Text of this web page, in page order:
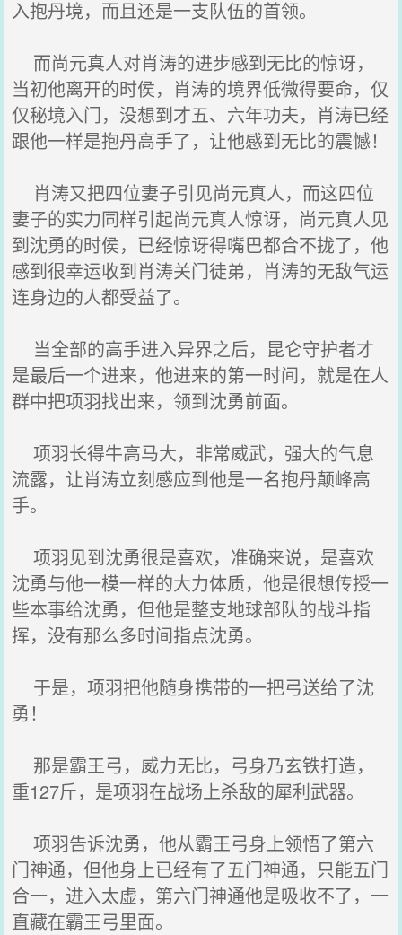
入抱丹境，而且还是一支队伍的首领。
而尚元真人对肖涛的进步感到无比的惊讶，
当初他离开的时侯，肖涛的境界低微得要命，仅
仅秘境入门，没想到才五、六年功夫，肖涛已经
跟他一样是抱丹高手了，让他感到无比的震憾！
肖涛又把四位妻子引见尚元真人，而这四位
妻子的实力同样引起尚元真人惊讶，尚元真人见
到沈勇的时侯，已经惊讶得嘴巴都合不拢了，他
感到很幸运收到肖涛关门徒弟，肖涛的无敌气运
连身边的人都受益了。
当全部的高手进入异界之后，昆仑守护者才
是最后一个进来，他进来的第一时间，就是在人
群中把项羽找出来，领到沈勇前面。
项羽长得牛高马大，非常威武，强大的气息
流露，让肖涛立刻感应到他是一名抱丹颠峰高
手。
项羽见到沈勇很是喜欢，准确来说，是喜欢
沈勇与他一模一样的大力体质，他是很想传授一
些本事给沈勇，但他是整支地球部队的战斗指
挥，没有那么多时间指点沈勇。
于是，项羽把他随身携带的一把弓送给了沈
勇！
那是霸王弓，威力无比，弓身乃玄铁打造，
重127斤，是项羽在战场上杀敌的犀利武器。
项羽告诉沈勇，他从霸王弓身上领悟了第六
门神通，但他身上已经有了五门神通，只能五门
合一，进入太虚，第六门神通他是吸收不了，一
直藏在霸王弓里面。